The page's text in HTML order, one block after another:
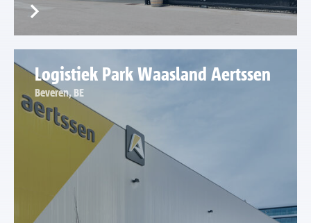
Logistiek Park Waasland Aertssen
Beveren, BE